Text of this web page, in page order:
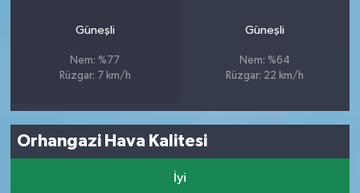
Güneşli
Nem: %77
Rüzgar: 7 km/h
Güneşli
Nem: %64
Rüzgar: 22 km/h
Orhangazi Hava Kalitesi
İyi